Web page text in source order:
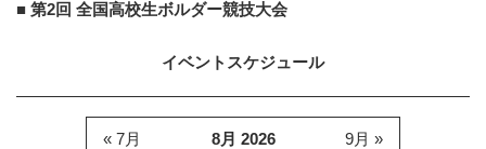
■ 第2回 全国高校生ボルダー競技大会
イベントスケジュール
8月 2026
« 7月 9月 »